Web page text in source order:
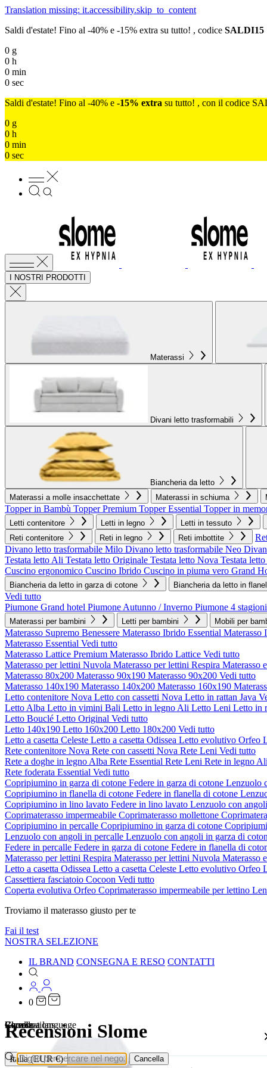
Translation missing: it.accessibility.skip_to_content
Saldi d'estate! Fino al -40% e -15% extra su tutto! , codice SALDI15
0 g
0 h
0 min
0 sec
Saldi d'estate! Fino al -40% e -15% extra su tutto! , con il codice
0 g
0 h
0 min
0 sec
I NOSTRI PRODOTTI
Materassi
Divani letto trasformabili
Biancheria da letto
Materassi a molle insacchettate
Materassi in schiuma
Topper in Bambù Topper Premium Topper Essential Topper in
Letti contenitore Letti in legno Letti in tessuto
Reti contenitore Reti in legno Reti imbottite
Divano letto trasformabile Milo Divano letto trasformabile Neo
Testata letto Ali Testata letto Originale Testata letto Nova Testata
Cuscino ergonomico Cuscino Ibrido Cuscino in piuma vero Grand
Biancheria da letto in garza di cotone Biancheria da letto in
Vedi tutto
Piumone Grand hotel Piumone Autunno / Inverno Piumone 4 stagioni
Materassi per bambini Letti per bambini Mobili per
Materasso Supremo Benessere Materasso Ibrido Essential Materasso
Materasso Essential Vedi tutto
Materasso Lattice Premium Materasso Ibrido Lattice Vedi tutto
Materasso per lettini Nuvola Materasso per lettini Respira Materasso
Materasso 80x200 Materasso 90x190 Materasso 90x200 Vedi tutto
Materasso 140x190 Materasso 140x200 Materasso 160x190
Letto contenitore Nova Letto con cassetti Nova Letto in rattan Java
Letto Alba Letto in vimini Bali Letto in legno Ali Letto Leni Letto in
Letto Bouclé Letto Original Vedi tutto
Letto 140x190 Letto 160x200 Letto 180x200 Vedi tutto
Letto a casetta Celeste Letto a casetta Odissea Letto evolutivo Orfeo
Rete contenitore Nova Rete con cassetti Nova Rete Leni Vedi tutto
Rete a doghe in legno Alba Rete Essential Rete Leni Rete in legno Ali
Rete foderata Essential Vedi tutto
Copripiumino in garza di cotone Federe in garza di cotone Lenzuolo
Copripiumino in flanella di cotone Federe in flanella di cotone
Copripiumino in lino lavato Federe in lino lavato Lenzuolo con
Coprimaterasso impermeabile Coprimaterasso mollettone
Copripiumino in percalle Copripiumino in garza di cotone
Lenzuolo con angoli in percalle Lenzuolo con angoli in garza di
Federe in percalle Federe in garza di cotone Federe in flanella di
Materasso per lettini Respira Materasso per lettini Nuvola Materasso
Letto a casetta Odissea Letto a casetta Celeste Letto evolutivo Orfeo
Cassettiera fasciatoio Cocoon Vedi tutto
Coperta evolutiva Orfeo Coprimaterasso impermeabile per lettino
Troviamo il materasso giusto per te
Fai il test
NOSTRA SELEZIONE
IL BRAND CONSEGNA E RESO CONTATTI
0
Localizations
Italia (EUR €)
Choose a language
Ricerca
Cancella
Carrello
Recensioni Slome